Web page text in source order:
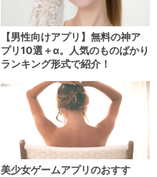
【男性向けアプリ】無料の神ア
プリ10選＋α。人気のものばかり
ランキング形式で紹介！
美少女ゲームアプリのおすす